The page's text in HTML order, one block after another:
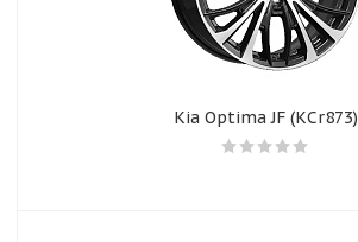
Kia Optima JF (КСr873)